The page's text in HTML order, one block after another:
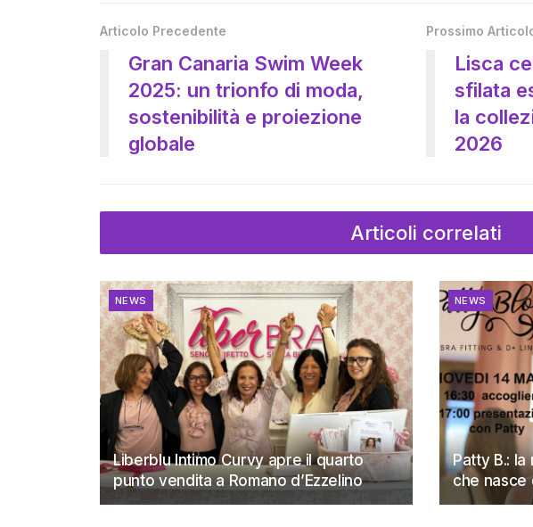
Articolo Precedente
Gran Canaria Swim Week
2025: un trionfo di moda,
sostenibilità e proiezione
globale
Prossimo
Lisca
sfilata
la
2026
Articoli correlati
NEWS
Liberblu Intimo Curvy apre il quarto
punto vendita a Romano d’Ezzelino
NEWS
Patty B.:
che nasce